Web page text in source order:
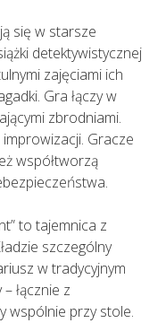
się w starsze
detektywistycznej
zajęciami ich
Gra łączy w
zbrodniami.
Gracze
współtworzą
to tajemnica z
szczególny
w tradycyjnym
łącznie z
wspólnie przy stole.